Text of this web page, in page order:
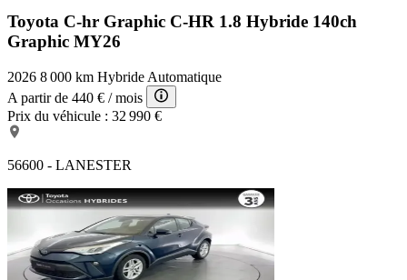
Toyota C-hr Graphic C-HR 1.8 Hybride 140ch
Graphic MY26
2026 8 000 km Hybride Automatique
A partir de 440 € / mois
Prix du véhicule : 32 990 €
56600 - LANESTER